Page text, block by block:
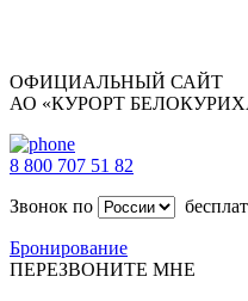
ОФИЦИАЛЬНЫЙ САЙТ
АО «КУРОРТ
8 800 707 51 82
Звонок по
Бронирование
ПЕРЕЗВОНИТЕ МНЕ